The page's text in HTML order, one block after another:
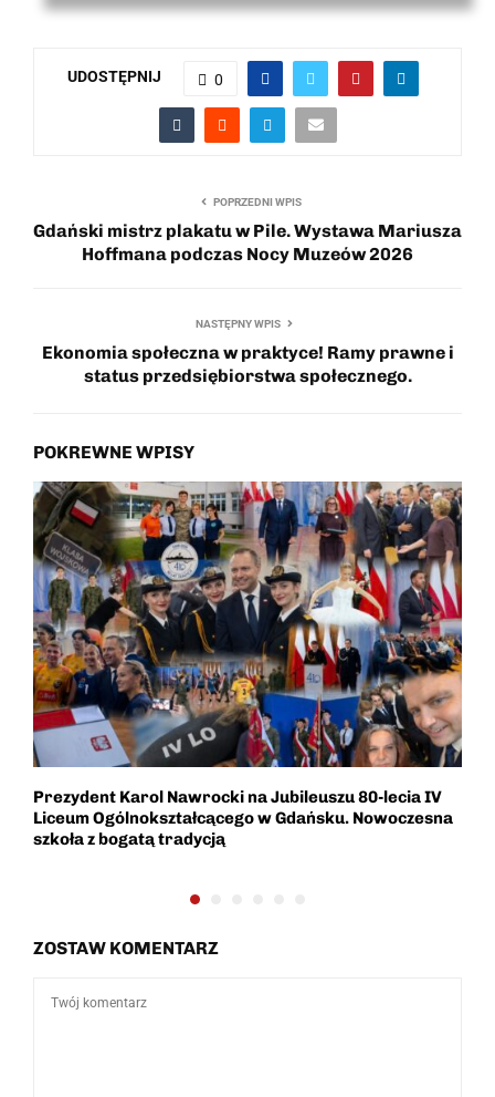
UDOSTĘPNIJ 0
POPRZEDNI WPIS
Gdański mistrz plakatu w Pile. Wystawa Mariusza
Hoffmana podczas Nocy Muzeów 2026
NASTĘPNY WPIS
Ekonomia społeczna w praktyce! Ramy prawne i
status przedsiębiorstwa społecznego.
POKREWNE WPISY
Prezydent Karol Nawrocki na Jubileuszu 80-lecia IV
Liceum Ogólnokształcącego w Gdańsku. Nowoczesna
szkoła z bogatą tradycją
ZOSTAW KOMENTARZ